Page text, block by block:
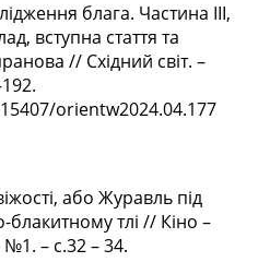
блага. Частина ІІІ,
вступна стаття та
// Східний світ. –
orientw2024.04.177
або Журавль під
тлі // Кіно –
№1. – с.32 – 34.